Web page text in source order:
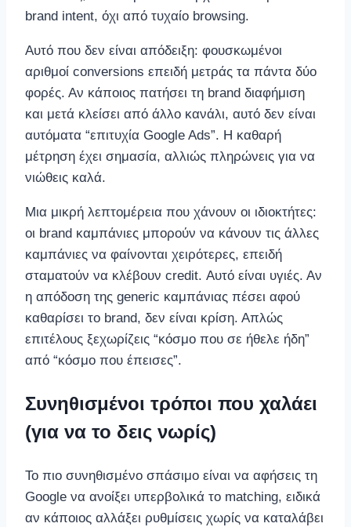
brand intent, όχι από τυχαίο browsing.
Αυτό που δεν είναι απόδειξη: φουσκωμένοι
αριθμοί conversions επειδή μετράς τα πάντα δύο
φορές. Αν κάποιος πατήσει τη brand διαφήμιση
και μετά κλείσει από άλλο κανάλι, αυτό δεν είναι
αυτόματα “επιτυχία Google Ads”. Η καθαρή
μέτρηση έχει σημασία, αλλιώς πληρώνεις για να
νιώθεις καλά.
Μια μικρή λεπτομέρεια που χάνουν οι ιδιοκτήτες:
οι brand καμπάνιες μπορούν να κάνουν τις άλλες
καμπάνιες να φαίνονται χειρότερες, επειδή
σταματούν να κλέβουν credit. Αυτό είναι υγιές. Αν
η απόδοση της generic καμπάνιας πέσει αφού
καθαρίσει το brand, δεν είναι κρίση. Απλώς
επιτέλους ξεχωρίζεις “κόσμο που σε ήθελε ήδη”
από “κόσμο που έπεισες”.
Συνηθισμένοι τρόποι που χαλάει
(για να το δεις νωρίς)
Το πιο συνηθισμένο σπάσιμο είναι να αφήσεις τη
Google να ανοίξει υπερβολικά το matching, ειδικά
αν κάποιος αλλάξει ρυθμίσεις χωρίς να καταλάβει